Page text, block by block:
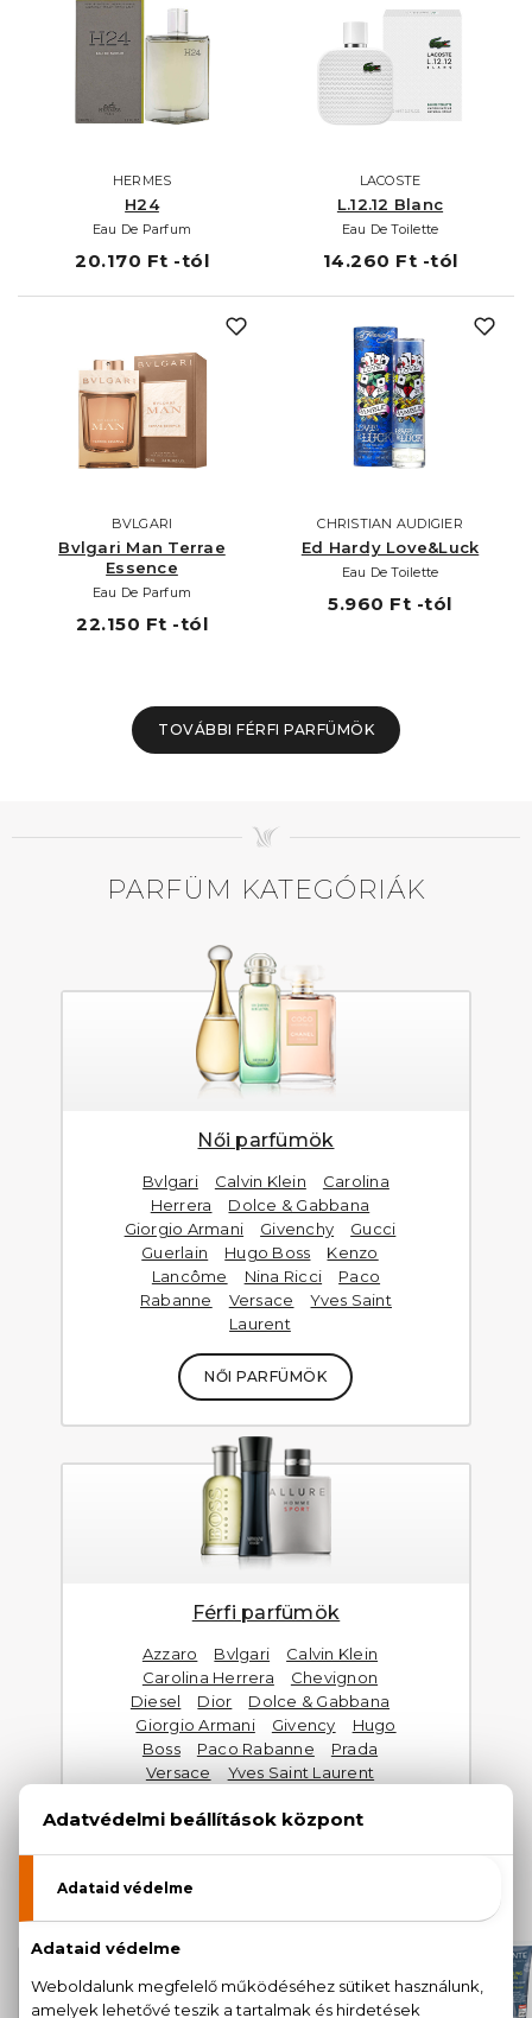
HERMES
H24
Eau De Parfum
20.170 Ft -tól
LACOSTE
L.12.12 Blanc
Eau De Toilette
14.260 Ft -tól
BVLGARI
Bvlgari Man Terrae
Essence
Eau De Parfum
22.150 Ft -tól
CHRISTIAN AUDIGIER
Ed Hardy Love&Luck
Eau De Toilette
5.960 Ft -tól
TOVÁBBI FÉRFI PARFÜMÖK
PARFÜM KATEGÓRIÁK
Női parfümök
Bvlgari Calvin Klein
Carolina
Herrera
Dolce & Gabbana
Giorgio Armani
Givenchy
Gucci
Guerlain
Hugo Boss
Kenzo
Lancôme
Nina Ricci
Paco
Rabanne
Versace
Yves Saint
Laurent
NŐI PARFÜMÖK
Férfi parfümök
Azzaro Bvlgari
Calvin Klein
Carolina Herrera
Chevignon
Diesel
Dior
Dolce & Gabbana
Giorgio Armani
Givency
Hugo
Boss
Paco Rabanne
Prada
Versace
Yves Saint Laurent
FÉRFI PARFÜMÖK